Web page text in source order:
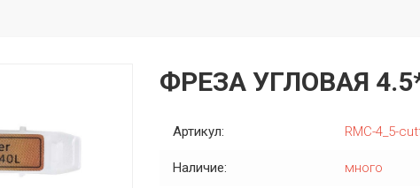
ФРЕЗА УГЛОВАЯ
Артикул: RMC-4_5-
Наличие: много